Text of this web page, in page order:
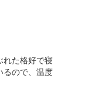
れた格好で寝
るので、温度